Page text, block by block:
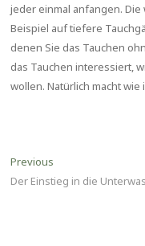
jeder einmal anfangen.
Beispiel auf tiefere
denen Sie das Tauchen
das Tauchen interessiert,
wollen. Natürlich macht
Previous
post:
Der Einstieg in die